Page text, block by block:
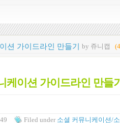
션 가이드라인 만들기 by 쥬니캡
케이션 가이드라인 만들
Filed under 소셜 커뮤니케이션/